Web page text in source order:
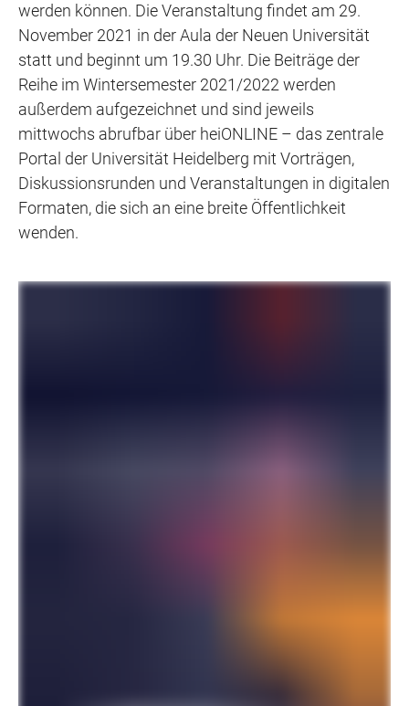
werden können. Die Veranstaltung findet am 29.
November 2021 in der Aula der Neuen Universität
statt und beginnt um 19.30 Uhr. Die Beiträge der
Reihe im Wintersemester 2021/2022 werden
außerdem aufgezeichnet und sind jeweils
mittwochs abrufbar über heiONLINE – das zentrale
Portal der Universität Heidelberg mit Vorträgen,
Diskussionsrunden und Veranstaltungen in digitalen
Formaten, die sich an eine breite Öffentlichkeit
wenden.